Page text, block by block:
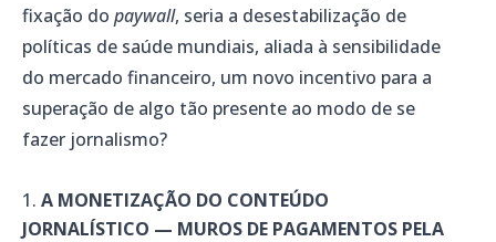
fixação do paywall, seria a desestabilização de
políticas de saúde mundiais, aliada à sensibilidade
do mercado financeiro, um novo incentivo para a
superação de algo tão presente ao modo de se
fazer jornalismo?
A MONETIZAÇÃO DO CONTEÚDO
JORNALÍSTICO — MUROS DE PAGAMENTOS PELA